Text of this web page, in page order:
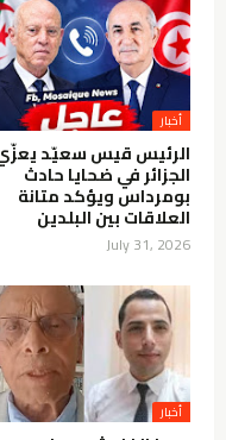
أخبار
الرئيس قيس سعيّد
الجزائر في ضحايا حادث
بومرداس ويؤكد متانة
العلاقات بين البلدين
July 31, 2026
أخبار